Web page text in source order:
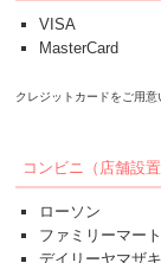
VISA
MasterCard
クレジットカードをご用
コンビニ（店舗設置
ローソン
ファミリーマート
デイリーヤマザキ